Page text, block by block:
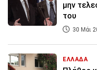
μην
του
30 Μάι
ΕΛΛΑΔΑ